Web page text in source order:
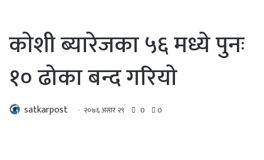
काेशी ब्यारेजका ५६ मध्ये पुनः
१० ढोका बन्द गरियाे
satkarpost २०७६ असार २९ 0 0